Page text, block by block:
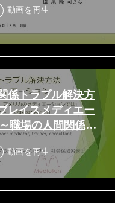
動画を再生
係トラブル解決方
イスメディエー
場の人間関係ト
リカのメディエー
うやって解決する
年9月25日）
動画を再生